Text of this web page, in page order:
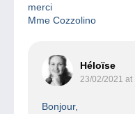
merci
Mme Cozzolino
Héloïse
23/02/2021 at
Bonjour,